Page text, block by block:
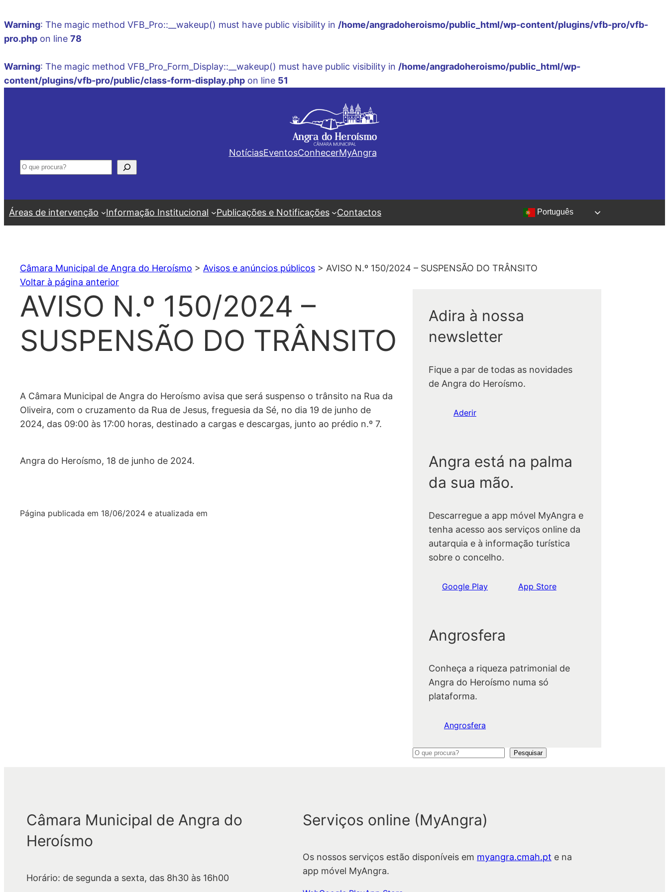
Warning: The magic method VFB_Pro::__wakeup() must have public visibility in /home/angradoheroismo/public_html/wp-content/plugins/vfb-pro/vfb-
pro.php on line 78
Warning: The magic method VFB_Pro_Form_Display::__wakeup() must have public visibility in /home/angradoheroismo/public_html/wp-
content/plugins/vfb-pro/public/class-form-display.php on line 51
NotíciasEventosConhecerMyAngra
Pesquisar
Áreas de intervenção Informação Institucional Publicações e Notificações Contactos Português
Câmara Municipal de Angra do Heroísmo > Avisos e anúncios públicos > AVISO N.º 150/2024 – SUSPENSÃO DO TRÂNSITO
Voltar à página anterior
AVISO N.º 150/2024 –
SUSPENSÃO DO TRÂNSITO
A Câmara Municipal de Angra do Heroísmo avisa que será suspenso o trânsito na Rua da
Oliveira, com o cruzamento da Rua de Jesus, freguesia da Sé, no dia 19 de junho de
2024, das 09:00 às 17:00 horas, destinado a cargas e descargas, junto ao prédio n.º 7.
Angra do Heroísmo, 18 de junho de 2024.
Página publicada em 18/06/2024 e atualizada em
Adira à nossa
newsletter
Fique a par de todas as novidades
de Angra do Heroísmo.
Aderir
Angra está na palma
da sua mão.
Descarregue a app móvel MyAngra e
tenha acesso aos serviços online da
autarquia e à informação turística
sobre o concelho.
Google Play App Store
Angrosfera
Conheça a riqueza patrimonial de
Angra do Heroísmo numa só
plataforma.
Angrosfera
P
a
Pesquisar
Câmara Municipal de Angra do
Heroísmo
Horário: de segunda a sexta, das 8h30 às 16h00
Serviços online (MyAngra)
Os nossos serviços estão disponíveis em myangra.cmah.pt e na
app móvel MyAngra.